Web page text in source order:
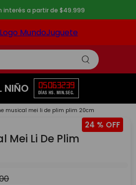
interés a partir de $49.999
NIÑO 05
DÍAS
06
HS.
32
MIN.
39
SEG.
musical mei li de plim plim 20cm
24 %
Mei Li De Plim